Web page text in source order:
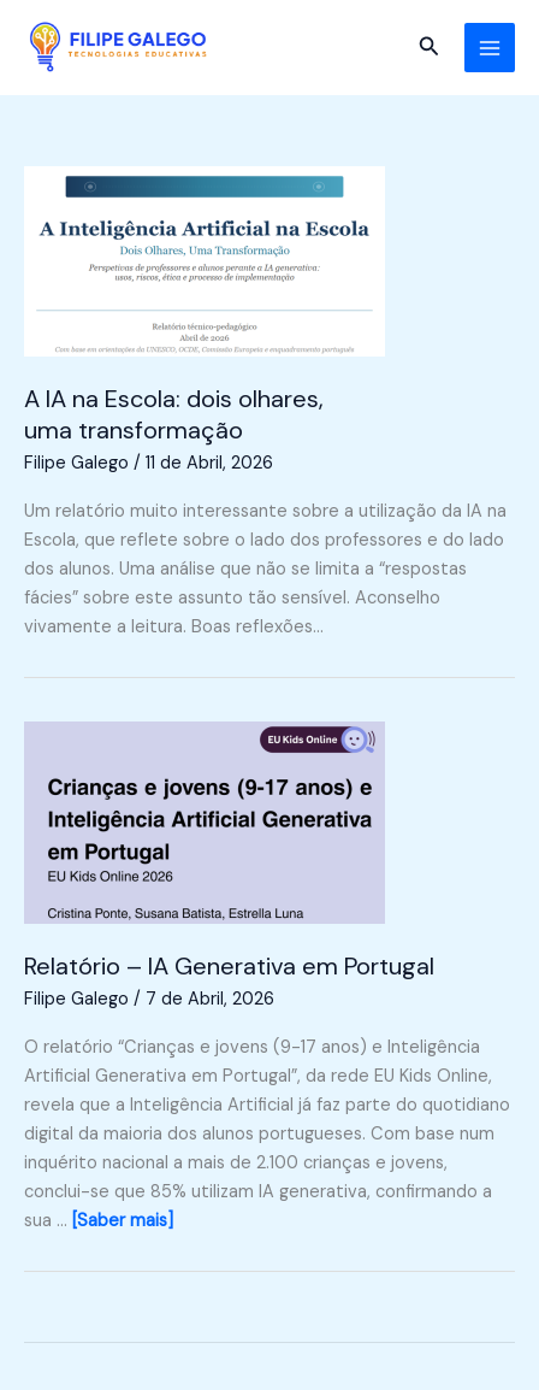
content
Search
A IA na Escola: dois olhares,
uma transformação
Filipe Galego / 11 de Abril, 2026
Um relatório muito interessante sobre a utilização da IA na
Escola, que reflete sobre o lado dos professores e do lado
dos alunos. Uma análise que não se limita a “respostas
fácies” sobre este assunto tão sensível. Aconselho
vivamente a leitura. Boas reflexões…
Relatório – IA Generativa em Portugal
Filipe Galego / 7 de Abril, 2026
O relatório “Crianças e jovens (9-17 anos) e Inteligência
Artificial Generativa em Portugal”, da rede EU Kids Online,
revela que a Inteligência Artificial já faz parte do quotidiano
digital da maioria dos alunos portugueses. Com base num
inquérito nacional a mais de 2.100 crianças e jovens,
conclui-se que 85% utilizam IA generativa, confirmando a
sua … [Saber mais]